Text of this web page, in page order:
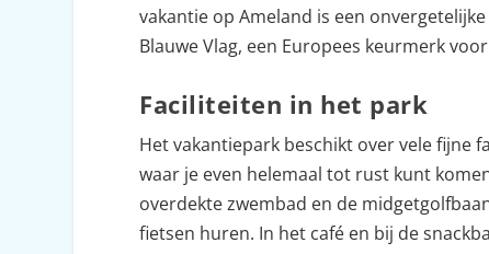
vakantie op Ameland is een
Blauwe Vlag, een Europees keurmerk
Faciliteiten in het park
Het vakantiepark beschikt over vele fijne
waar je even helemaal tot rust kunt
overdekte zwembad en de
fietsen huren. In het café en bij de